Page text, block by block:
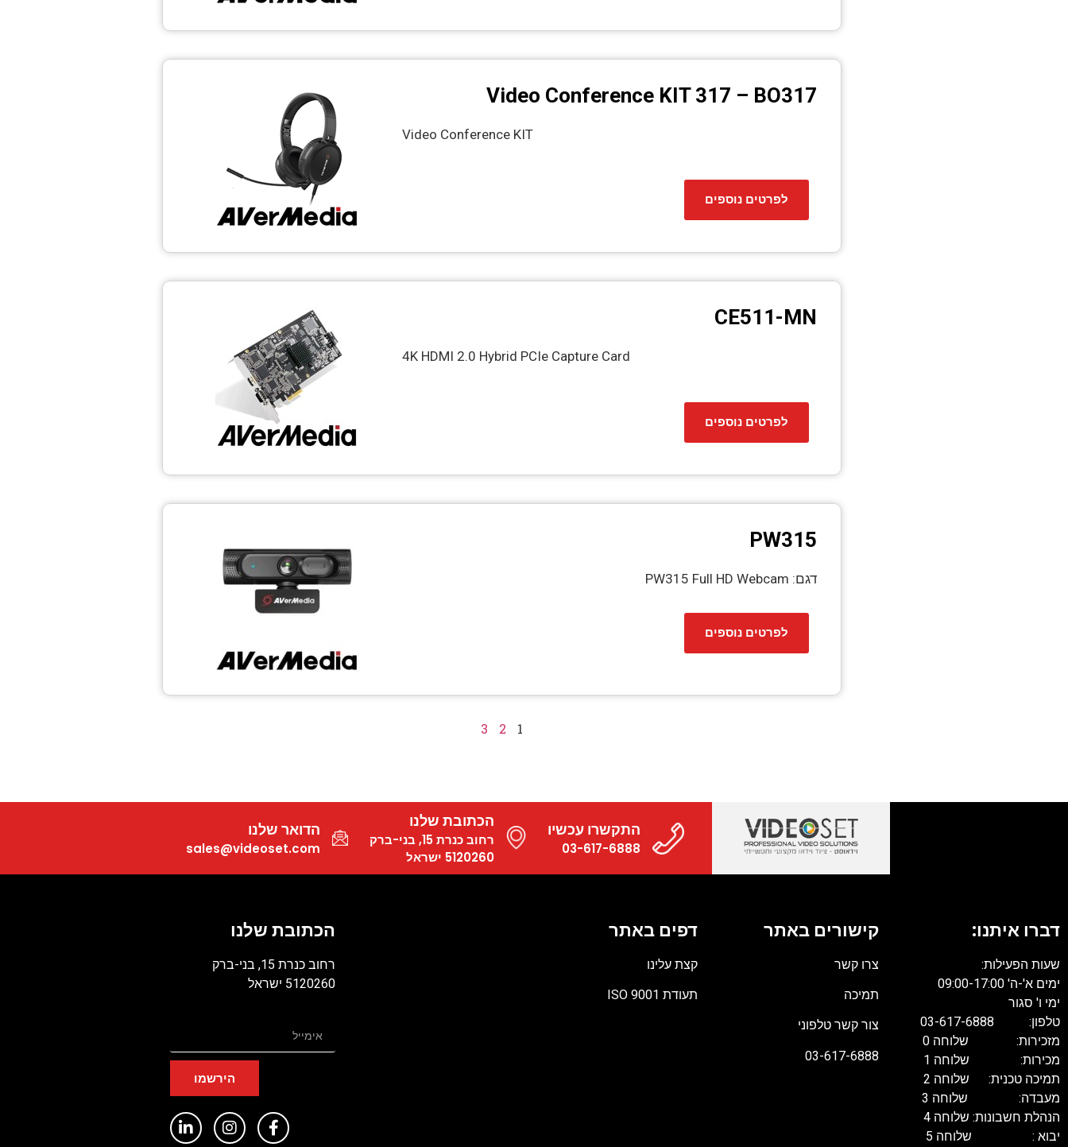
Video Conference KIT 317 – BO317
Video Conference KIT
לפרטים נוספים
CE511-MN
4K HDMI 2.0 Hybrid PCIe Capture Card
לפרטים נוספים
PW315
דגם: PW315 Full HD Webcam
לפרטים נוספים
1
2
3
התקשרו עכשיו
03-617-6888
הכתובת שלנו
רחוב כנרת 15, בני-ברק
5120260 ישראל
הדואר שלנו
sales@videoset.com
דברו איתנו:
שעות הפעילות:
ימים א'-ה' 09:00-17:00
ימי ו' סגור
טלפון: 03-617-6888
מזכירות: שלוחה 0
מכירות: שלוחה 1
תמיכה טכנית: שלוחה 2
מעבדה: שלוחה 3
הנהלת חשבונות: שלוחה 4
יבוא : שלוחה 5
קישורים באתר
צרו קשר
תמיכה
צור קשר טלפוני
03-617-6888
דפים באתר
קצת עלינו
תעודת ISO 9001
הכתובת שלנו
רחוב כנרת 15, בני-ברק
5120260 ישראל
הירשמו